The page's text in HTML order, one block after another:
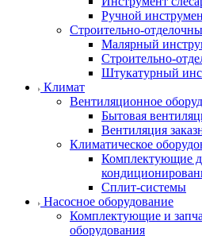
Ручной
Строительно-
Малярный
Строительно-
Штукатурный
Климат
Вентиляционное
Бытовая
Вентиляция
Климатическое
Комплектующие
Сплит-системы
Насосное оборудование
Комплектующие и
оборудования